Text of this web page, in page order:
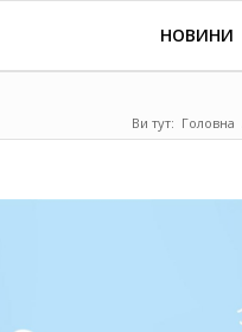
НОВИНИ
Ви тут: Головна